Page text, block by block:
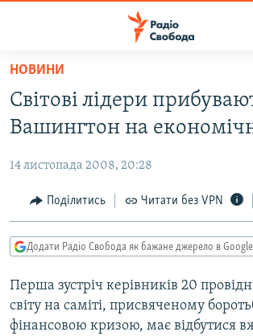
Перейти
основного
матеріалу
до
навігації
Перейти
до
ПОЛІТИКА
ЕКОНОМІКА
КУЛЬТУРА
СПОРТ
УКРАЇНА
ВІЙНА
РОСІЙСЬКА «ФІЛЬТРАЦІЯ»
КРИМ.РЕАЛІЇ
ТИ ЯК?
СХЕМИ
НОВИНИ
Світові лідери
Вашингтон на
14 листопада 2008, 20:28
Поділитись Читати без VPN
Додати Радіо Свобода як бажане джерело в Google
Перша зустріч керівників 20
світу на саміті, присвяченому
фінансовою кризою, має відбутися